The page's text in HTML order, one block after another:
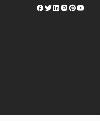
Herschel
Herschel
Herschel
Herschel
Herschel